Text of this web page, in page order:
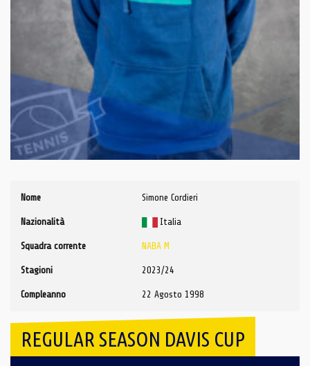
Nome Simone Cordieri
Nazionalità Italia
Squadra corrente NABA M
Stagioni 2023/24
Compleanno 22 Agosto 1998
REGULAR SEASON DAVIS CUP